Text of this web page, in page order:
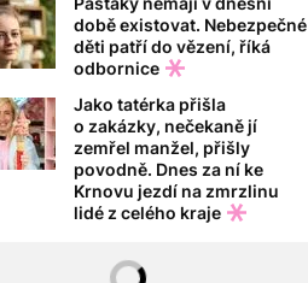
době existovat. Nebezpečné
děti patří do vězení, říká
odbornice
Jako tatérka přišla
o zakázky, nečekaně jí
zemřel manžel, přišly
povodně. Dnes za ní ke
Krnovu jezdí na zmrzlinu
lidé z celého kraje